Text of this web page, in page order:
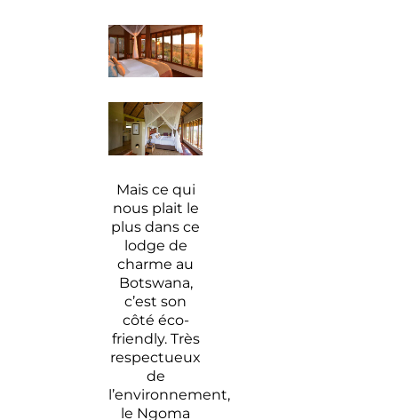
Mais ce qui
nous plait le
plus dans ce
lodge de
charme au
Botswana,
c’est son
côté éco-
friendly. Très
respectueux
de
l’environnement,
le Ngoma